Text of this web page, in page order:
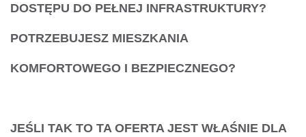
DOSTĘPU DO PEŁNEJ INFRASTRUKTURY?
POTRZEBUJESZ MIESZKANIA
KOMFORTOWEGO I BEZPIECZNEGO?
JEŚLI TAK TO TA OFERTA JEST WŁAŚNIE DLA